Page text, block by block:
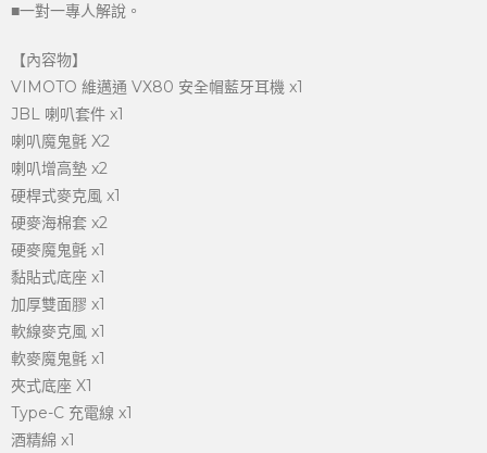
■一對一專人解說。
【內容物】
VIMOTO 維邁通 VX80 安全帽藍牙耳機 x1
JBL 喇叭套件 x1
喇叭魔鬼氈 X2
喇叭增高墊 x2
硬桿式麥克風 x1
硬麥海棉套 x2
硬麥魔鬼氈 x1
黏貼式底座 x1
加厚雙面膠 x1
軟線麥克風 x1
軟麥魔鬼氈 x1
夾式底座 X1
Type-C 充電線 x1
酒精綿 x1